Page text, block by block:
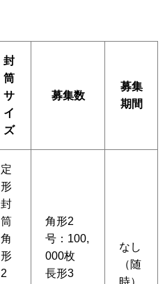
封
筒
サ
イ
ズ
募集数
募集
期間
定
形
封
筒
角
形
2
角形2
号：100,
000枚
長形3
なし
（随
時）